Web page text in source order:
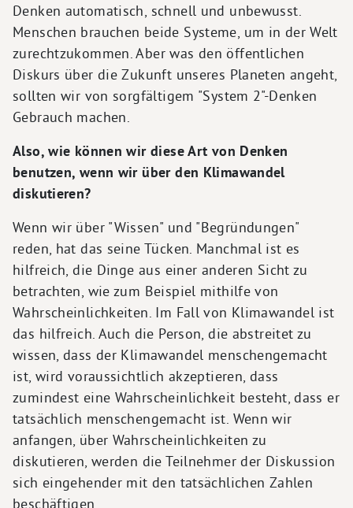
Denken automatisch, schnell und unbewusst.
Menschen brauchen beide Systeme, um in der Welt
zurechtzukommen. Aber was den öffentlichen
Diskurs über die Zukunft unseres Planeten angeht,
sollten wir von sorgfältigem "System 2"-Denken
Gebrauch machen.
Also, wie können wir diese Art von Denken
benutzen, wenn wir über den Klimawandel
diskutieren?
Wenn wir über "Wissen" und "Begründungen"
reden, hat das seine Tücken. Manchmal ist es
hilfreich, die Dinge aus einer anderen Sicht zu
betrachten, wie zum Beispiel mithilfe von
Wahrscheinlichkeiten. Im Fall von Klimawandel ist
das hilfreich. Auch die Person, die abstreitet zu
wissen, dass der Klimawandel menschengemacht
ist, wird voraussichtlich akzeptieren, dass
zumindest eine Wahrscheinlichkeit besteht, dass er
tatsächlich menschengemacht ist. Wenn wir
anfangen, über Wahrscheinlichkeiten zu
diskutieren, werden die Teilnehmer der Diskussion
sich eingehender mit den tatsächlichen Zahlen
beschäftigen.